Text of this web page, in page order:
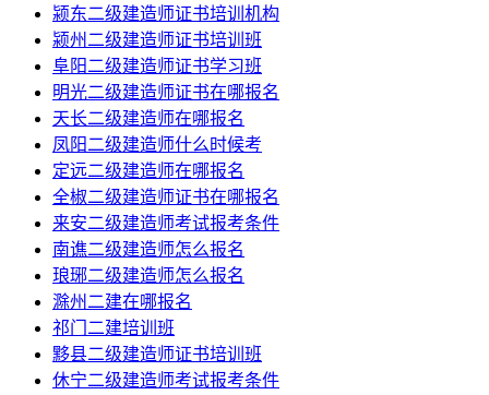
颍东二级建造师证书培训机构
颍州二级建造师证书培训班
阜阳二级建造师证书学习班
明光二级建造师证书在哪报名
天长二级建造师在哪报名
凤阳二级建造师什么时候考
定远二级建造师在哪报名
全椒二级建造师证书在哪报名
来安二级建造师考试报考条件
南谯二级建造师怎么报名
琅琊二级建造师怎么报名
滁州二建在哪报名
祁门二建培训班
黟县二级建造师证书培训班
休宁二级建造师考试报考条件